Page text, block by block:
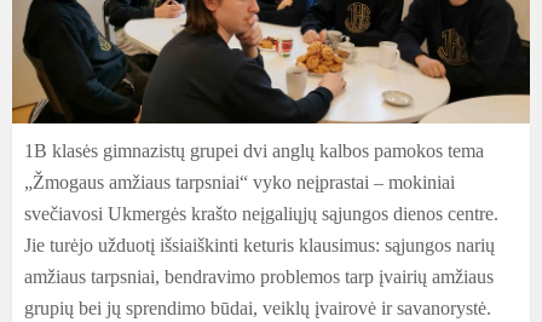
1B klasės gimnazistų grupei dvi anglų kalbos pamokos tema
„Žmogaus amžiaus tarpsniai“ vyko neįprastai – mokiniai
svečiavosi Ukmergės krašto neįgaliųjų sąjungos dienos centre.
Jie turėjo užduotį išsiaiškinti keturis klausimus: sąjungos narių
amžiaus tarpsniai, bendravimo problemos tarp įvairių amžiaus
grupių bei jų sprendimo būdai, veiklų įvairovė ir savanorystė.